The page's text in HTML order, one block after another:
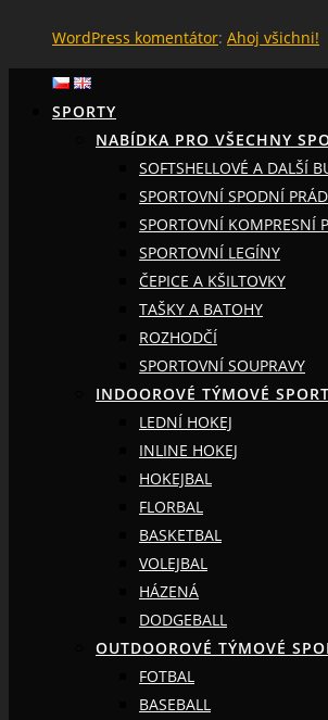
WordPress komentátor: Ahoj všichni!
SPORTY
NABÍDKA PRO VŠECHNY
SOFTSHELLOVÉ A DALŠÍ
SPORTOVNÍ SPODNÍ
SPORTOVNÍ KOMPRESNÍ
SPORTOVNÍ LEGÍNY
ČEPICE A KŠILTOVKY
TAŠKY A BATOHY
ROZHODČÍ
SPORTOVNÍ SOUPRAVY
INDOOROVÉ TÝMOVÉ
LEDNÍ HOKEJ
INLINE HOKEJ
HOKEJBAL
FLORBAL
BASKETBAL
VOLEJBAL
HÁZENÁ
DODGEBALL
OUTDOOROVÉ TÝMOVÉ
FOTBAL
BASEBALL